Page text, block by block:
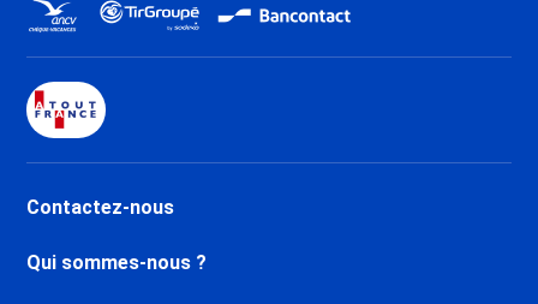
Location Les Arcs 1800
Location Saint Sorlin d'Arves
Contactez-nous
Qui sommes-nous ?